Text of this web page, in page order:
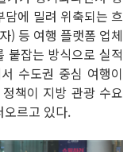
에 밀려 위축되는 흐
) 등 여행 플랫폼 업체
붙잡는 방식으로 실적
수도권 중심 여행이
책이 지방 관광 수요
오르고 있다.